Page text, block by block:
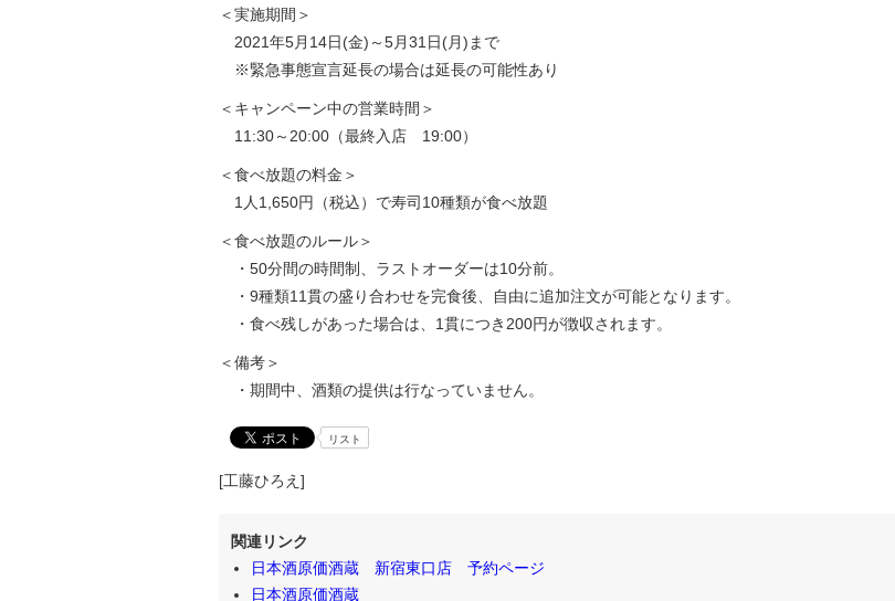
＜実施期間＞
2021年5月14日(金)～5月31日(月)まで
※緊急事態宣言延長の場合は延長の可能性あり
＜キャンペーン中の営業時間＞
11:30～20:00（最終入店 19:00）
＜食べ放題の料金＞
1人1,650円（税込）で寿司10種類が食べ放題
＜食べ放題のルール＞
・50分間の時間制、ラストオーダーは10分前。
・9種類11貫の盛り合わせを完食後、自由に追加注文が可能となります。
・食べ残しがあった場合は、1貫につき200円が徴収されます。
＜備考＞
・期間中、酒類の提供は行なっていません。
リスト
[工藤ひろえ]
関連リンク
日本酒原価酒蔵 新宿東口店 予約ページ
日本酒原価酒蔵